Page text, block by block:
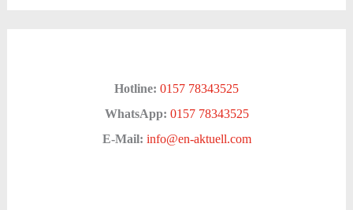
Hotline: 0157 78343525
WhatsApp: 0157 78343525
E-Mail: info@en-aktuell.com